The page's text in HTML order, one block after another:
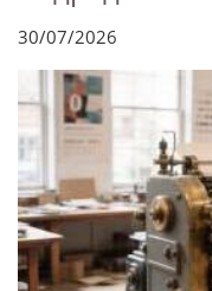
30/07/2026